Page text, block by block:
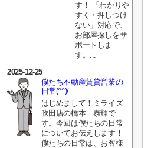
す！ 「わかりや
すく・押しつけ
ない」対応で、
お部屋探しをサ
ポートしま
す。...
2025-12-25
僕たち不動産賃貸営業の
日常(^^)/
はじめまして！ミライズ
吹田店の橋本 泰輝で
す。今回は僕たちの日常
についてお伝えします！
僕たちの日常は、お客様